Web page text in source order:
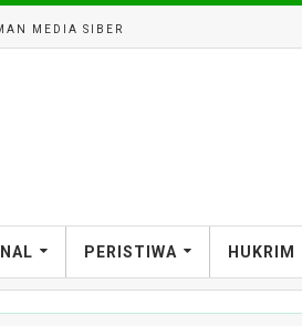
MEDIA SIBER
PERISTIWA HUKRIM